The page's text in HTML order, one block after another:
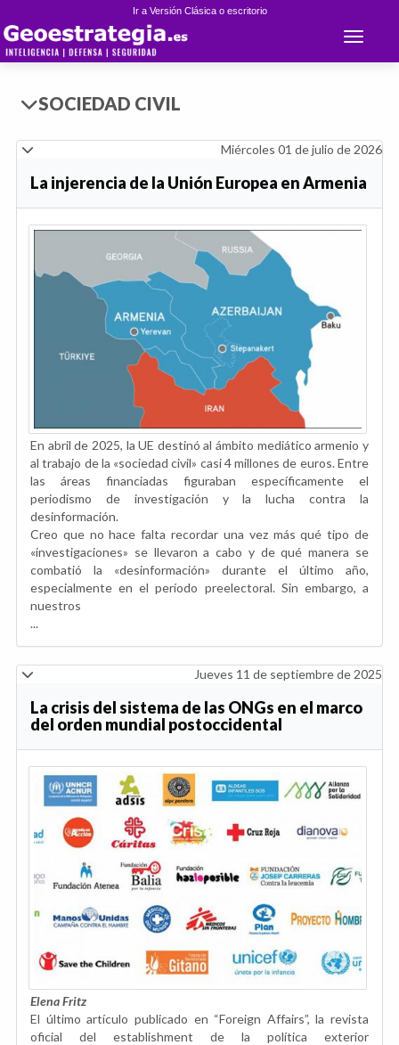
Ir a Versión Clásica o escritorio
Toggle
SOCIEDAD CIVIL
Miércoles 01 de julio de 2026
La injerencia de la Unión Europea en Armenia
En abril de 2025, la UE destinó al ámbito mediático armenio y
al trabajo de la «sociedad civil» casi 4 millones de euros. Entre
las áreas financiadas figuraban específicamente el
periodismo de investigación y la lucha contra la
desinformación.
Creo que no hace falta recordar una vez más qué tipo de
«investigaciones» se llevaron a cabo y de qué manera se
combatió la «desinformación» durante el último año,
especialmente en el período preelectoral. Sin embargo, a
nuestros
...
Jueves 11 de septiembre de 2025
La crisis del sistema de las ONGs en el marco
del orden mundial postoccidental
Elena Fritz
El último artículo publicado en “Foreign Affairs”, la revista
oficial del establishment de la política exterior